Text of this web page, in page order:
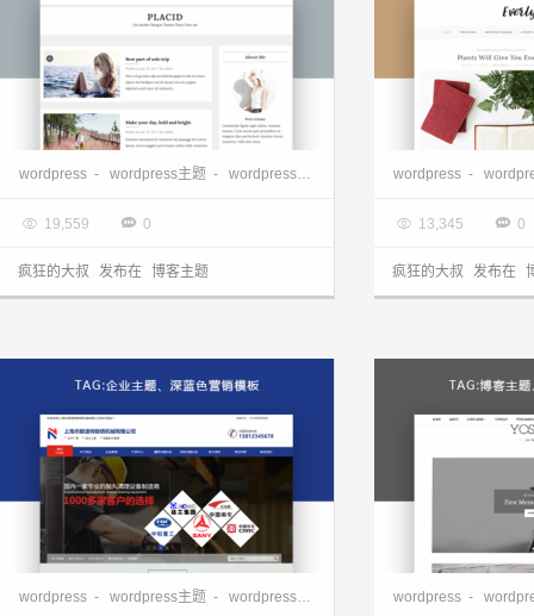
wordpress博客主题—Placid 1.0.0
wordpress - wordpress主题 - wordpress主题下载 wordpress免费主题 -
 19,559  0
疯狂的大叔 发布在 博客主题
wordpress博客主
wordpress -
 13,345  0
疯狂的大叔 发布在
WordPress企业主题：深蓝色营销型企业主题NstTheme发布
wordpress - wordpress主题 - wordpress企业主题 wordpress企业模板
wordpress博客主
wordpress -